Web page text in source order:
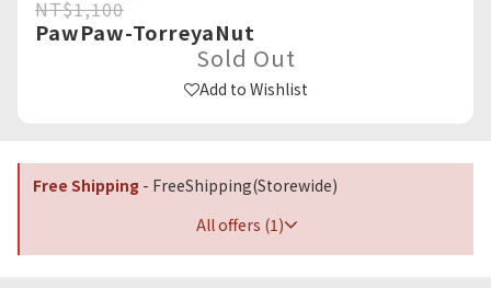
NT$1,100
PawPaw-TorreyaNut
Sold Out
Add to Wishlist
Free Shipping - FreeShipping(Storewide)
All offers (1)